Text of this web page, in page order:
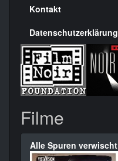
Kontakt
Datenschutzerklärung
Filme
Alle Spuren verwischt